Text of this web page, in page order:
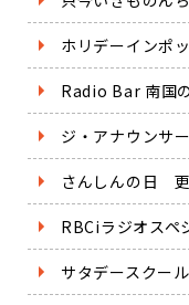
ホリデーインポ
Radio Bar 南国
ジ・アナウンサ
さんしんの日
RBCiラジオスペ
サタデースク